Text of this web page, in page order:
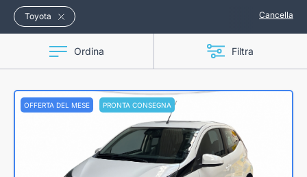
Toyota Cancella
Ordina Filtra
OFFERTA DEL MESE PRONTA CONSEGNA